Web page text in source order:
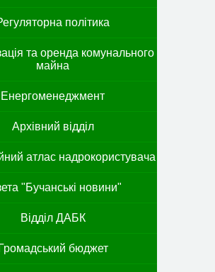
політика
та оренда комунального
майна
Енергоменеджмент
Архівний відділ
атлас надрокористувача
"Бучанські новини"
Відділ ДАБК
Громадський бюджет